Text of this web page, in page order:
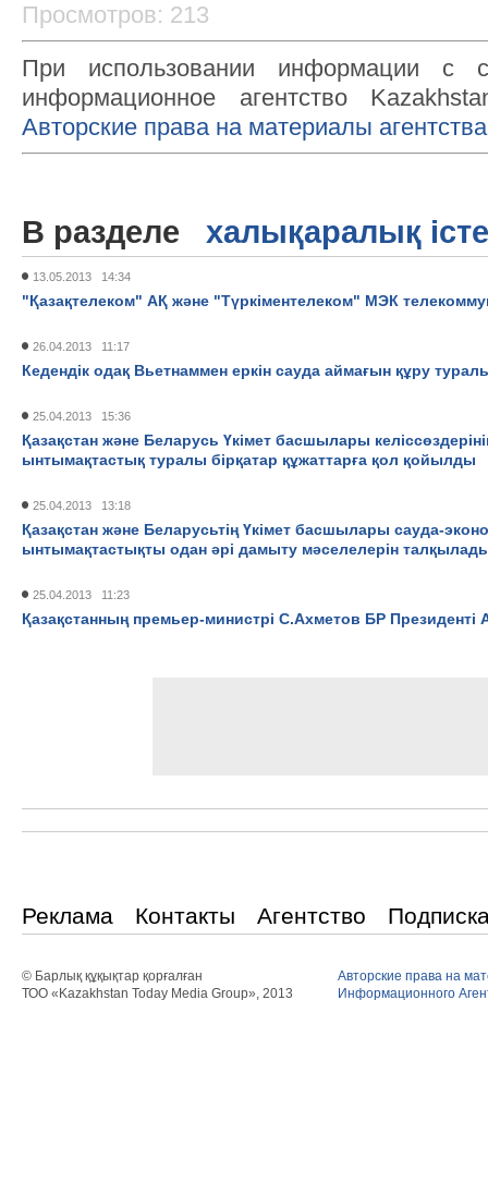
Просмотров: 213
При использовании информации с
информационное агентство
Авторские права на материалы
В разделе халықаралық
13.05.2013 14:34
"Қазақтелеком" АҚ және "Түркіментелеком" МЭК
26.04.2013 11:17
Кедендік одақ Вьетнаммен еркін сауда аймағын құру
25.04.2013 15:36
Қазақстан және Беларусь Үкімет басшылары
ынтымақтастық туралы бірқатар құжаттарға қол қойылды
25.04.2013 13:18
Қазақстан және Беларусьтің Үкімет басшылары сауда-
ынтымақтастықты одан әрі дамыту мәселелерін
25.04.2013 11:23
Қазақстанның премьер-министрі С.Ахметов БР Президенті
Реклама Контакты Агентство
© Барлық құқықтар қорғалған
ТОО «Kazakhstan Today Media Group», 2013
Авторские права на
Информационного